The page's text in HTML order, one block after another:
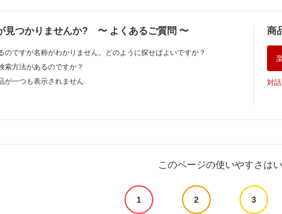
見つかりませんか? 〜 よくあるご質問 〜
のですが名称がわかりません。どのように探せばよいですか？
索方法があるのですか？
が一つも表示されません
商
対
このページの使いやすさは
1 2 3